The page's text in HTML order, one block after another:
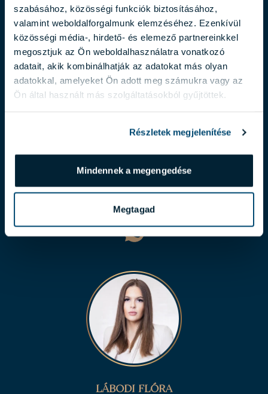
szabásához, közösségi funkciók biztosításához,
valamint weboldalforgalmunk elemzéséhez. Ezenkívül
közösségi média-, hirdető- és elemező partnereinkkel
megosztjuk az Ön weboldalhasználatra vonatkozó
adatait, akik kombinálhatják az adatokat más olyan
adatokkal, amelyeket Ön adott meg számukra vagy az
Ön által használt más szolgáltatásokból gyűjtöttek.
Részletek megjelenítése
Mindennek a megengedése
Megtagad
MOLNÁR ALDA
molnar.alda@biggeorge.hu
+36 70 454 32 76
LÁBODI FLÓRA